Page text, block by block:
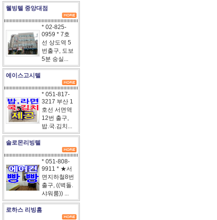
웰빙텔 중앙대점
* 02-825-
0959 * 7호
선 상도역 5
번출구, 도보
5분 숭실...
에이스고시텔
* 051-817-
3217 부산 1
호선 서면역
12번 출구,
밥.국.김치...
솔로몬리빙텔
* 051-808-
9911 * ★서
면지하철8번
출구, ((벽돌.
샤워룸)) ...
로하스 리빙홈